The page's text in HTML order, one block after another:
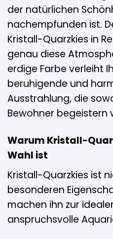
der natürlichen
nachempfunden ist.
Kristall-Quarzkies in
genau diese
erdige Farbe verleiht
beruhigende und
Ausstrahlung, die
Bewohner begeistern
Warum Kristall-
Wahl ist
Kristall-Quarzkies ist
besonderen
machen ihn zur
anspruchsvolle